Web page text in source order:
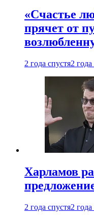
«Счастье
прячет от
2 года спустя2 года
Харламов
2 года спустя2 года